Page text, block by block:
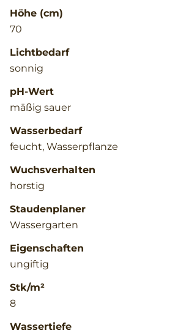
Höhe (cm)
70
Lichtbedarf
sonnig
pH-Wert
mäßig sauer
Wasserbedarf
feucht, Wasserpflanze
Wuchsverhalten
horstig
Staudenplaner
Wassergarten
Eigenschaften
ungiftig
Stk/m²
8
Wassertiefe